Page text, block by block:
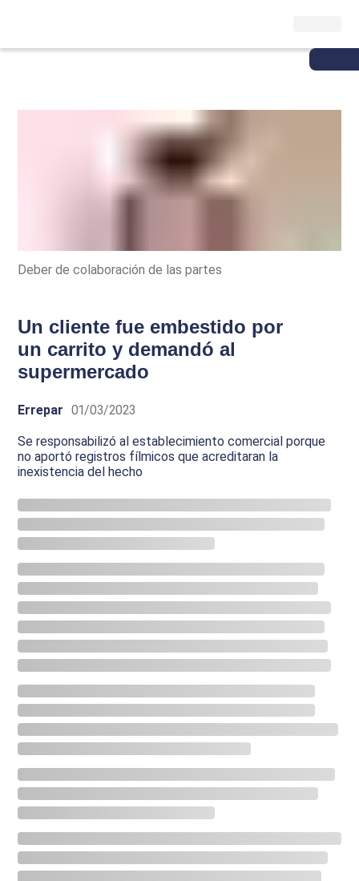
Deber de colaboración de las partes
Un cliente fue embestido por
un carrito y demandó al
supermercado
Errepar 01/03/2023
Se responsabilizó al establecimiento comercial porque
no aportó registros fílmicos que acreditaran la
inexistencia del hecho